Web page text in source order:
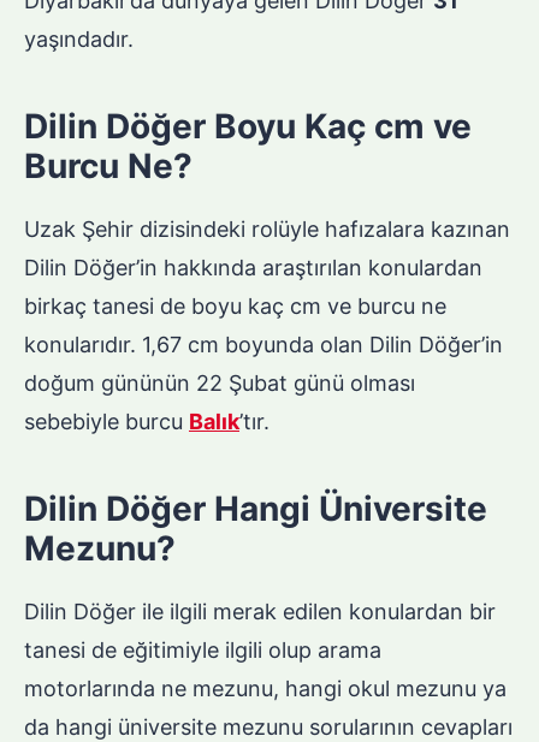
yaşındadır.
Dilin Döğer Boyu Kaç cm ve
Burcu Ne?
Uzak Şehir dizisindeki rolüyle hafızalara kazınan
Dilin Döğer’in hakkında araştırılan konulardan
birkaç tanesi de boyu kaç cm ve burcu ne
konularıdır. 1,67 cm boyunda olan Dilin Döğer’in
doğum gününün 22 Şubat günü olması
sebebiyle burcu Balık’tır.
Dilin Döğer Hangi Üniversite
Mezunu?
Dilin Döğer ile ilgili merak edilen konulardan bir
tanesi de eğitimiyle ilgili olup arama
motorlarında ne mezunu, hangi okul mezunu ya
da hangi üniversite mezunu sorularının cevapları